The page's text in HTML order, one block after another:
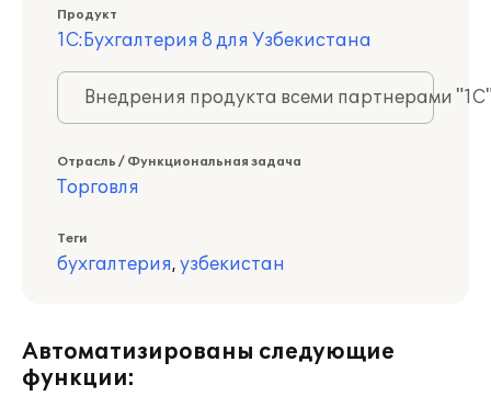
Продукт
1С:Бухгалтерия 8 для Узбекистана
Внедрения продукта всеми партнерами
Отрасль / Функциональная задача
Торговля
Теги
бухгалтерия, узбекистан
Автоматизированы следующие
функции: